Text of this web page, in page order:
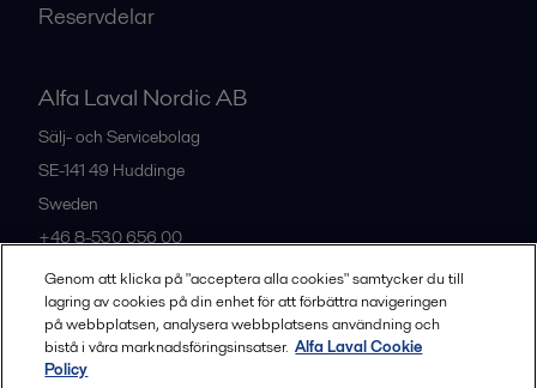
Reservdelar
Alfa Laval Nordic AB
Sälj- och Servicebolag
SE-141 49 Huddinge
Sweden
+46 8-530 656 00
Alla kontor och partners
Genom att klicka på "acceptera alla cookies" samtycker du till
lagring av cookies på din enhet för att förbättra navigeringen
på webbplatsen, analysera webbplatsens användning och
bistå i våra marknadsföringsinsatser. Alfa Laval Cookie
Policy